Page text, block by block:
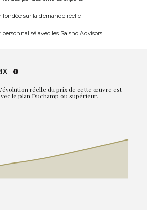
fondée sur la demande réelle
avec les Saisho Advisors
réelle du prix de cette œuvre est
le plan Duchamp ou supérieur.